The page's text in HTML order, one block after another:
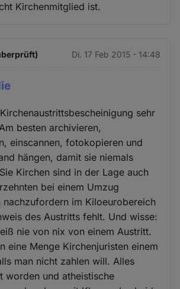
Kirchenmitglied ist.
Di. 17 Feb 2015 - 14:48
sehr
besten archivieren,
einscannen, fotokopieren und
hängen, damit sie niemals
Kirchen sind in der Lage auch
bei einem Umzug
nachzufordern im Kiloeurobereich
des Austritts fehlt. Und wisse:
nie von nix von einem Austritt.
eine Menge Kirchenjuristen einem
man nicht zahlen will. Alles
worden und atheistische